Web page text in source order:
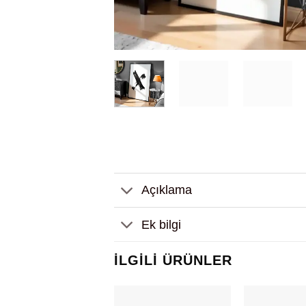
Açıklama
Ek bilgi
İLGILI ÜRÜNLER